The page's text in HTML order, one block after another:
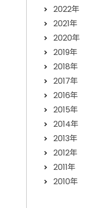
2022年
2021年
2020年
2019年
2018年
2017年
2016年
2015年
2014年
2013年
2012年
2011年
2010年